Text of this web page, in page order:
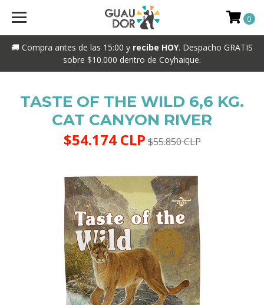
🚚 Compra antes de las 15:00 y recibe HOY. Despacho GRATIS
sobre $10.000 dentro de Coyhaique.
0
TASTE OF THE WILD 6,6 KG.
CAT CANYON RIVER
$54.174 CLP $55.850 CLP